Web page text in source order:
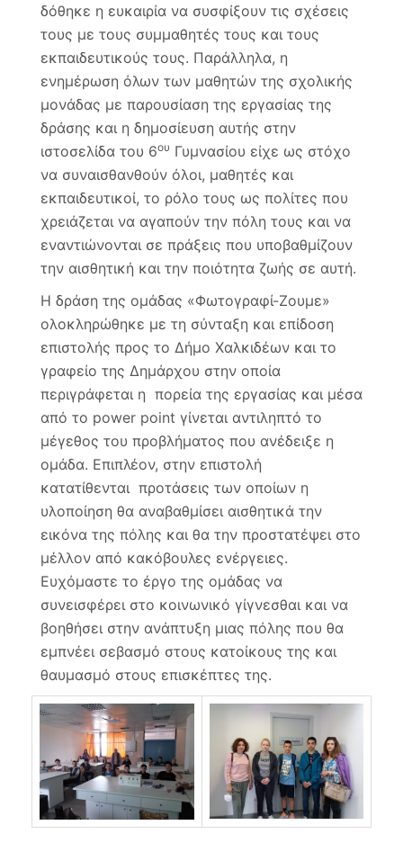
δόθηκε η ευκαιρία να συσφίξουν τις σχέσεις
τους με τους συμμαθητές τους και τους
εκπαιδευτικούς τους. Παράλληλα, η
ενημέρωση όλων των μαθητών της σχολικής
μονάδας με παρουσίαση της εργασίας της
δράσης και η δημοσίευση αυτής στην
ιστοσελίδα του 6ου Γυμνασίου είχε ως στόχο
να συναισθανθούν όλοι, μαθητές και
εκπαιδευτικοί, το ρόλο τους ως πολίτες που
χρειάζεται να αγαπούν την πόλη τους και να
εναντιώνονται σε πράξεις που υποβαθμίζουν
την αισθητική και την ποιότητα ζωής σε αυτή.
Η δράση της ομάδας «Φωτογραφί-Ζουμε»
ολοκληρώθηκε με τη σύνταξη και επίδοση
επιστολής προς το Δήμο Χαλκιδέων και το
γραφείο της Δημάρχου στην οποία
περιγράφεται η πορεία της εργασίας και μέσα
από το power point γίνεται αντιληπτό το
μέγεθος του προβλήματος που ανέδειξε η
ομάδα. Επιπλέον, στην επιστολή
κατατίθενται προτάσεις των οποίων η
υλοποίηση θα αναβαθμίσει αισθητικά την
εικόνα της πόλης και θα την προστατέψει στο
μέλλον από κακόβουλες ενέργειες.
Ευχόμαστε το έργο της ομάδας να
συνεισφέρει στο κοινωνικό γίγνεσθαι και να
βοηθήσει στην ανάπτυξη μιας πόλης που θα
εμπνέει σεβασμό στους κατοίκους της και
θαυμασμό στους επισκέπτες της.